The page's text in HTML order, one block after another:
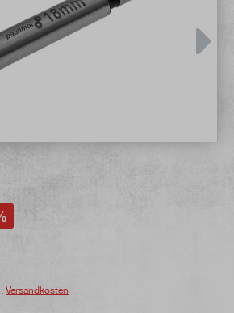
von 5 von 5 Sternen
Versandkosten